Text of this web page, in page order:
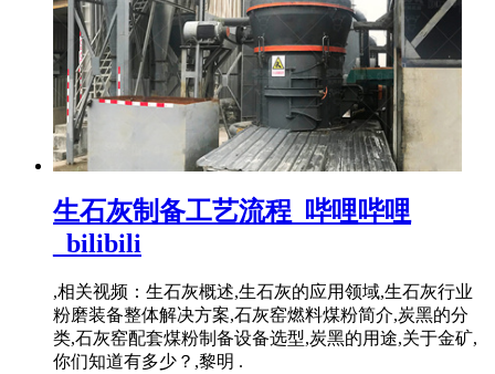
生石灰制备工艺流程_哔哩哔哩
_bilibili
,相关视频：生石灰概述,生石灰的应用领域,生石灰行业
粉磨装备整体解决方案,石灰窑燃料煤粉简介,炭黑的分
类,石灰窑配套煤粉制备设备选型,炭黑的用途,关于金矿,
你们知道有多少？,黎明 .